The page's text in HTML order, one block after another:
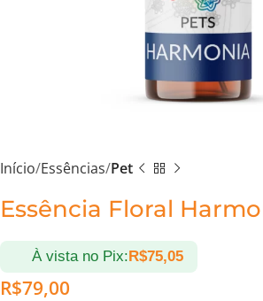
Início Essências Pet
Essência Floral
À vista no Pix:R$75,05
R$79,00